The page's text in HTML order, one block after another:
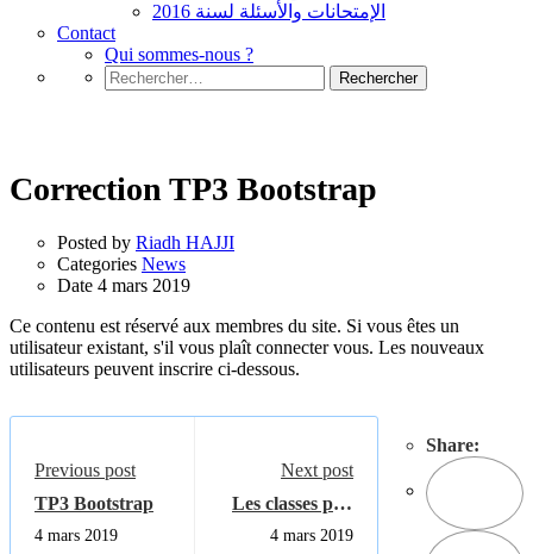
الإمتحانات والأسئلة لسنة 2016
Contact
Qui sommes-nous ?
Rechercher :
Correction TP3 Bootstrap
Posted by Riadh HAJJI
Categories News
Date 4 mars 2019
Ce contenu est réservé aux membres du site. Si vous êtes un
utilisateur existant, s'il vous plaît connecter vous. Les nouveaux
utilisateurs peuvent inscrire ci-dessous.
Share:
Previous post
TP3 Bootstrap
4 mars 2019
Next post
Les classes pull
et push
4 mars 2019